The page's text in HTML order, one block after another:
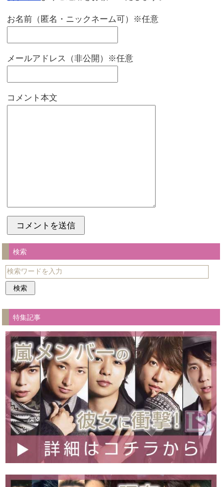
お名前（匿名・ニックネーム可）※任意
メールアドレス（非公開）※任意
コメント本文
検索
特集記事